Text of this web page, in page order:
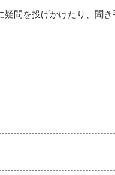
問を投げかけたり、聞